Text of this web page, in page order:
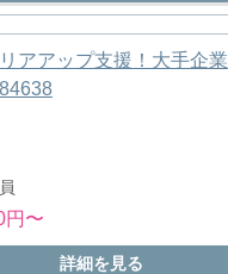
アアップ支援！大手企
円〜
詳細を見る